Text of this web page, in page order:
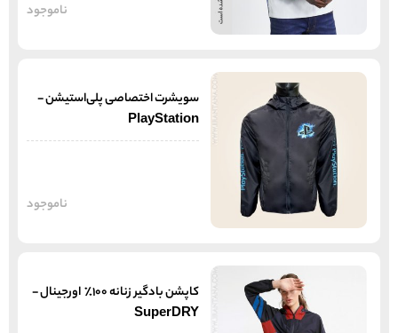
ناموجود
سویشرت اختصاصی پلی‌استیشن -
PlayStation
ناموجود
کاپشن بادگیر زنانه 100% اورجینال -
SuperDRY